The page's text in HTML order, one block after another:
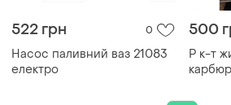
522 грн 0
Насос паливний ваз 21083
електро
500
Р к-т жиклеров